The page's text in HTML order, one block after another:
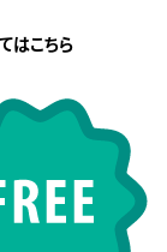
はこちら